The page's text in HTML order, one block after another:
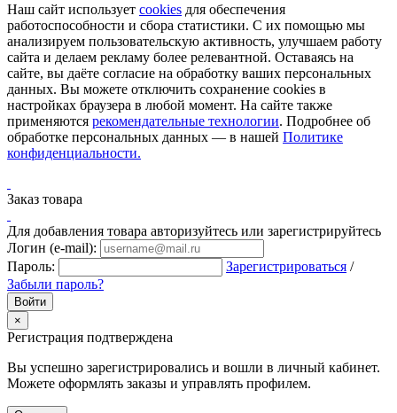
Наш сайт использует cookies для обеспечения
работоспособности и сбора статистики. С их помощью мы
анализируем пользовательскую активность, улучшаем работу
сайта и делаем рекламу более релевантной. Оставаясь на
сайте, вы даёте согласие на обработку ваших персональных
данных. Вы можете отключить сохранение cookies в
настройках браузера в любой момент. На сайте также
применяются рекомендательные технологии. Подробнее об
обработке персональных данных — в нашей Политике
конфиденциальности.
Заказ товара
Для добавления товара авторизуйтесь или зарегистрируйтесь
Логин (e-mail):
Пароль:
Зарегистрироваться /
Забыли пароль?
×
Регистрация подтверждена
Вы успешно зарегистрировались и вошли в личный кабинет.
Можете оформлять заказы и управлять профилем.